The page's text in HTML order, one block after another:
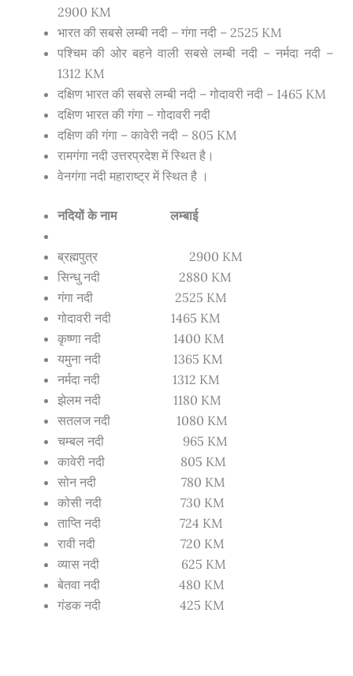
2900 KM
भारत की सबसे लम्बी नदी – गंगा नदी – 2525 KM
पश्चिम की ओर बहने वाली सबसे लम्बी नदी – नर्मदा नदी –
1312 KM
दक्षिण भारत की सबसे लम्बी नदी – गोदावरी नदी – 1465 KM
दक्षिण भारत की गंगा – गोदावरी नदी
दक्षिण की गंगा – कावेरी नदी – 805 KM
रामगंगा नदी उत्तरप्रदेश में स्थित है।
वेनगंगा नदी महाराष्ट्र में स्थित है ।
नदियों के नाम लम्बाई
ब्रह्मपुत्र 2900 KM
सिन्धु नदी 2880 KM
गंगा नदी 2525 KM
गोदावरी नदी 1465 KM
कृष्णा नदी 1400 KM
यमुना नदी 1365 KM
नर्मदा नदी 1312 KM
झेलम नदी 1180 KM
सतलज नदी 1080 KM
चम्बल नदी 965 KM
कावेरी नदी 805 KM
सोन नदी 780 KM
कोसी नदी 730 KM
ताप्ति नदी 724 KM
रावी नदी 720 KM
व्यास नदी 625 KM
बेतवा नदी 480 KM
गंडक नदी 425 KM